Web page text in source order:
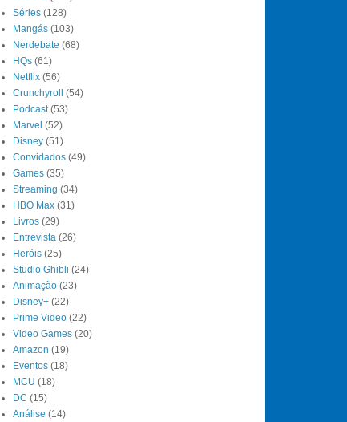
Séries (128)
Mangás (103)
Nerdebate (68)
HQs (61)
Netflix (56)
Crunchyroll (54)
Podcast (53)
Marvel (52)
Disney (51)
Convidados (49)
Games (35)
Streaming (34)
HBO Max (31)
Livros (29)
Entrevista (26)
Heróis (25)
Studio Ghibli (24)
Animação (23)
Disney+ (22)
Prime Video (22)
Video Games (20)
Amazon (19)
Eventos (18)
MCU (18)
DC (15)
Análise (14)